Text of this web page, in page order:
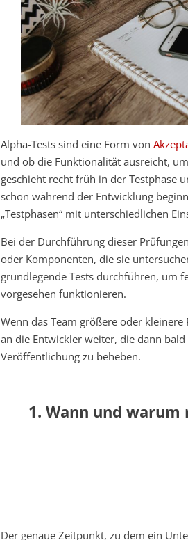
Alpha-Tests sind eine Form von
und ob die Funktionalität ausreicht,
geschieht recht früh in der Testphase
schon während der Entwicklung
„Testphasen“ mit unterschiedlichen
Bei der Durchführung dieser
oder Komponenten, die sie
grundlegende Tests durchführen, um
vorgesehen funktionieren.
Wenn das Team größere oder
an die Entwickler weiter, die dann
Veröffentlichung zu beheben.
1. Wann und warum
Der genaue Zeitpunkt, zu dem ein